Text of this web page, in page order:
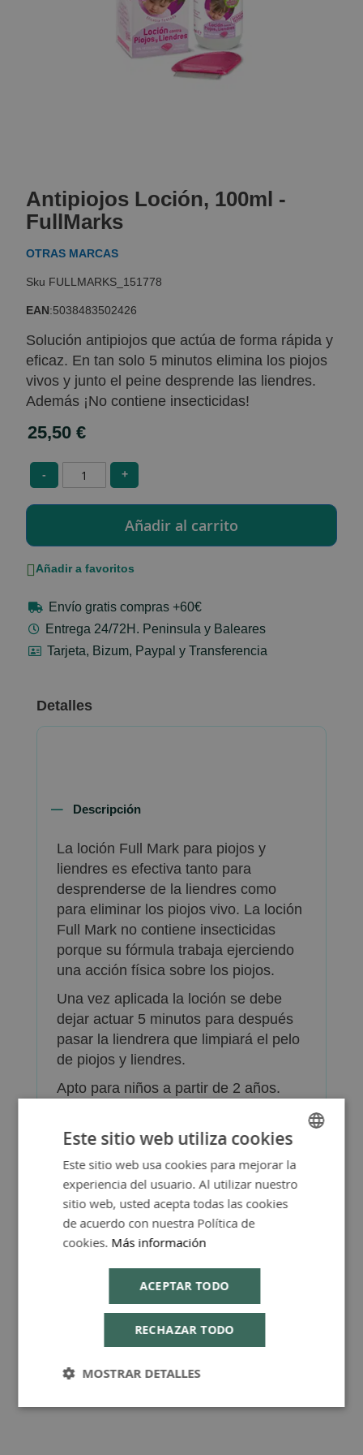
the
beginning
of
the
gallery
Antipiojos Loción, 100ml -
FullMarks
OTRAS MARCAS
FULLMARKS_151778
EAN:5038483502426
Solución antipiojos que actúa de forma rápida y
eficaz. En tan solo 5 minutos elimina los piojos
vivos y junto el peine desprende las liendres.
Además ¡No contiene insecticidas!
25,50 €
- +
Añadir a favoritos
Envío gratis compras +60€
Entrega 24/72H. Peninsula y Baleares
Tarjeta, Bizum, Paypal y Transferencia
Detalles
Descripción
La loción Full Mark para piojos y
liendres es efectiva tanto para
desprenderse de la liendres como
para eliminar los piojos vivo. La loción
Full Mark no contiene insecticidas
porque su fórmula trabaja ejerciendo
una acción física sobre los piojos.
Una vez aplicada la loción se debe
dejar actuar 5 minutos para después
pasar la liendrera que limpiará el pelo
de piojos y liendres.
Apto para niños a partir de 2 años.
FAQ - Preguntas y Respuestas
Consejos de Compra Producto
SPANISH
ENGLISH
Este sitio web utiliza cookies
Este sitio web usa cookies para mejorar la
experiencia del usuario. Al utilizar nuestro
sitio web, usted acepta todas las cookies
de acuerdo con nuestra Política de
cookies. Más información
ACEPTAR TODO
RECHAZAR TODO
MOSTRAR DETALLES